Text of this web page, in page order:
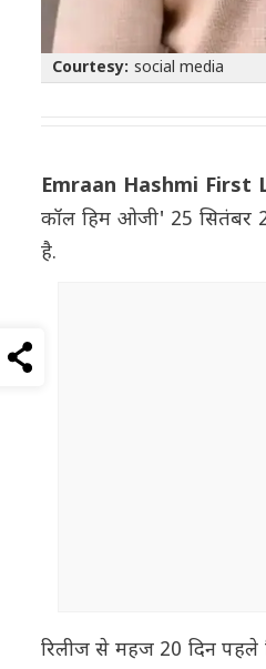
Courtesy: social media
Emraan Hashmi First
कॉल हिम ओजी' 25 सितंबर
है.
रिलीज से महज 20 दिन पहले